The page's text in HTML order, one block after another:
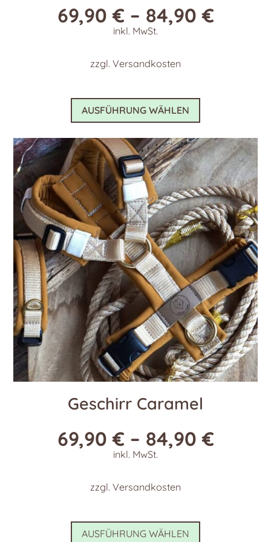
69,90€ – 84,90€
inkl. MwSt.
zzgl. Versandkosten
AUSFÜHRUNG WÄHLEN
Dieses
weist
mehrere
Varianten
auf.
Die
Optionen
können
auf
der
Produktseite
gewählt
werden
Geschirr Caramel
69,90€ – 84,90€
inkl. MwSt.
zzgl. Versandkosten
AUSFÜHRUNG WÄHLEN
Dieses